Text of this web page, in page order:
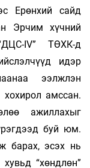
Ерөнхий сайд
Эрчим хүчний
IV” ТӨХК-д
идэр
ээлжлэн
хохирол амссан.
ажиллахыг
буй юм.
барах, эсэх нь
“хөндлөн”